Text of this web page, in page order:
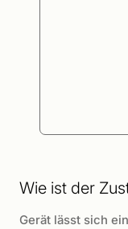
Wie ist der
Gerät lässt sich